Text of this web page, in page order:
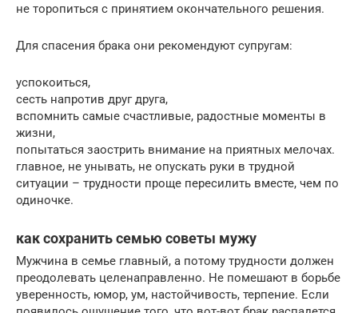
не торопиться с принятием окончательного решения.
Для спасения брака они рекомендуют супругам:
успокоиться,
сесть напротив друг друга,
вспомнить самые счастливые, радостные моменты в
жизни,
попытаться заострить внимание на приятных мелочах.
главное, не унывать, не опускать руки в трудной
ситуации – трудности проще пересилить вместе, чем по
одиночке.
как сохранить семью советы мужу
Мужчина в семье главный, а потому трудности должен
преодолевать целенаправленно. Не помешают в борьбе
уверенность, юмор, ум, настойчивость, терпение. Если